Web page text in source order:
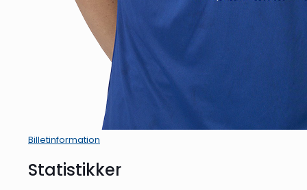
Billetinformation
Statistikker